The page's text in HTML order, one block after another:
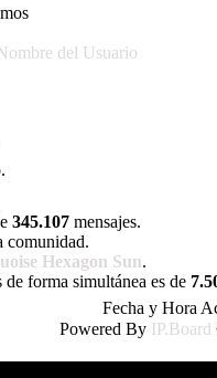
del Usuario
345.107 mensajes.
comunidad.
Hexagon Sun.
forma simultánea es de
Fecha y Hora
Powered By IP.Board